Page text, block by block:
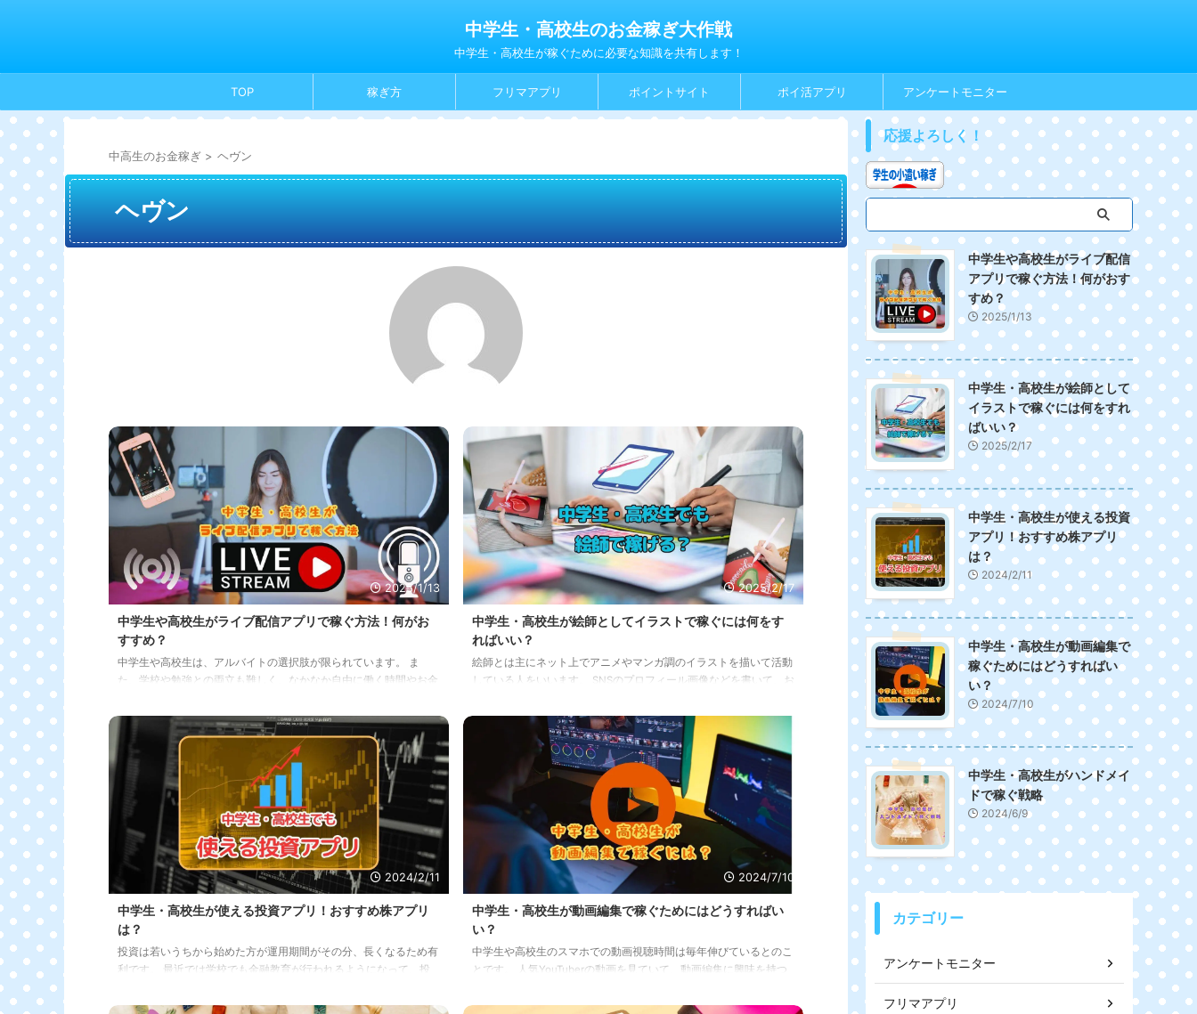
中学生・高校生のお金稼ぎ大作戦
中学生・高校生が稼ぐために必要な知識を共有します！
TOP 稼ぎ方 フリマアプリ ポイントサイト ポイ活アプリ アンケートモニター
中高生のお金稼ぎ > ヘヴン
ヘヴン
2025/1/13
中学生や高校生がライブ配信アプリで稼ぐ方法！何がお
すすめ？
中学生や高校生は、アルバイトの選択肢が限られています。 ま
た、学校や勉強との両立も難しく、なかなか自由に働く時間やお金
れています。 ライブ配信アプリでは、視聴者から投げ銭をもらう
ことで、収入を得ることができます。 今回は、中学生・高校生が
ライブ配信アプリで稼ぐ方法を、簡単に解説します。 未成年でも
ライブ配信で稼げるけど制限がある？ 中学生や高校生でもライブ
配信を使ってお金を稼ぐことは可能です。 ライブ配信アプリで
は、視聴者から投げ銭をもらうことで ...
2025/2/17
中学生・高校生が絵師としてイラストで稼ぐには何をす
ればいい？
絵師とは主にネット上でアニメやマンガ調のイラストを描いて活動
している人をいいます。 SNSのプロフィール画像などを書いて、お
ように10代の絵師も活躍しています。 絵を描くのが好きな中学生
や高校生の中には、絵師として稼ぎやい人もいらっしゃるでしょ
う。 この記事では、そんな中高生向けに絵師で稼ぐために知って
おくことをお届けします。 絵師としてイラストを描いて稼ぐため
に必要なもの 中高生が絵師としてイラストを描いて稼ぐために必
要なものは、以下のとおりで ...
2024/2/11
中学生・高校生が使える投資アプリ！おすすめ株アプリ
は？
投資は若いうちから始めた方が運用期間がその分、長くなるため有
利です。 最近では学校でも金融教育が行われるようになって、投
生・高校生にとって投資アプリを使って投資を始めることは、将来
2024/7/10
中学生・高校生が動画編集で稼ぐためにはどうすればい
い？
中学生や高校生のスマホでの動画視聴時間は毎年伸びているとのこ
とです。 人気YouTuberの動画を見ていて、動画編集に興味を持つ
事として請け負えば、結構な収入につながるのは想像できるでしょ
応援よろしく！
中学生や高校生がライブ配信
アプリで稼ぐ方法！何がおす
すめ？
2025/1/13
中学生・高校生が絵師として
イラストで稼ぐには何をすれ
ばいい？
2025/2/17
中学生・高校生が使える投資
アプリ！おすすめ株アプリ
は？
2024/2/11
中学生・高校生が動画編集で
稼ぐためにはどうすればい
い？
2024/7/10
中学生・高校生がハンドメイ
ドで稼ぐ戦略
2024/6/9
カテゴリー
アンケートモニター
フリマアプリ